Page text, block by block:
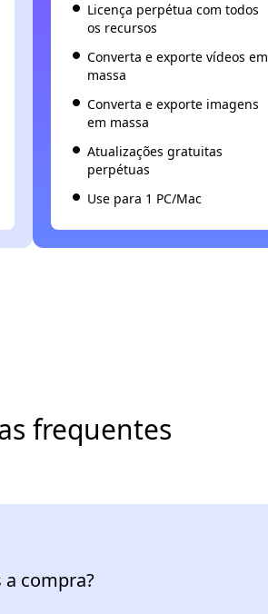
Licença perpétua com todos
os recursos
Converta e exporte vídeos em
massa
Converta e exporte imagens
em massa
Atualizações gratuitas
perpétuas
Use para 1 PC/Mac
frequentes
a compra?